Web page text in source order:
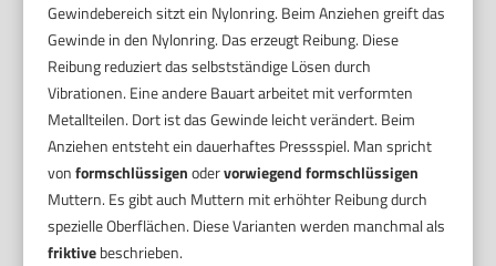
Gewindebereich sitzt ein Nylonring. Beim Anziehen greift das
Gewinde in den Nylonring. Das erzeugt Reibung. Diese
Reibung reduziert das selbstständige Lösen durch
Vibrationen. Eine andere Bauart arbeitet mit verformten
Metallteilen. Dort ist das Gewinde leicht verändert. Beim
Anziehen entsteht ein dauerhaftes Pressspiel. Man spricht
vonformschlüssigenodervorwiegend formschlüssigen
Muttern. Es gibt auch Muttern mit erhöhter Reibung durch
spezielle Oberflächen. Diese Varianten werden manchmal als
friktivebeschrieben.